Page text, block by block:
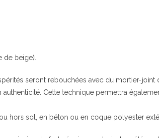
de beige).
seront rebouchées avec du mortier-
Cette technique permettra
hors sol, en béton ou en coque polyester